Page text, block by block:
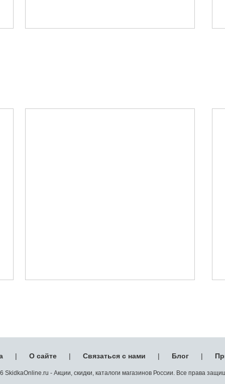
| О сайте | Связаться с нами | Блог |
SkidkaOnline.ru - Акции, скидки, каталоги магазинов России. Все права